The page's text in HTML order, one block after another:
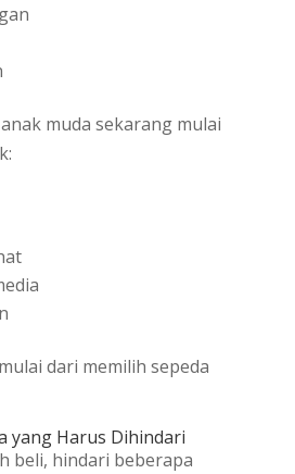
muda sekarang mulai
dari memilih sepeda
yang Harus Dihindari
beli, hindari beberapa